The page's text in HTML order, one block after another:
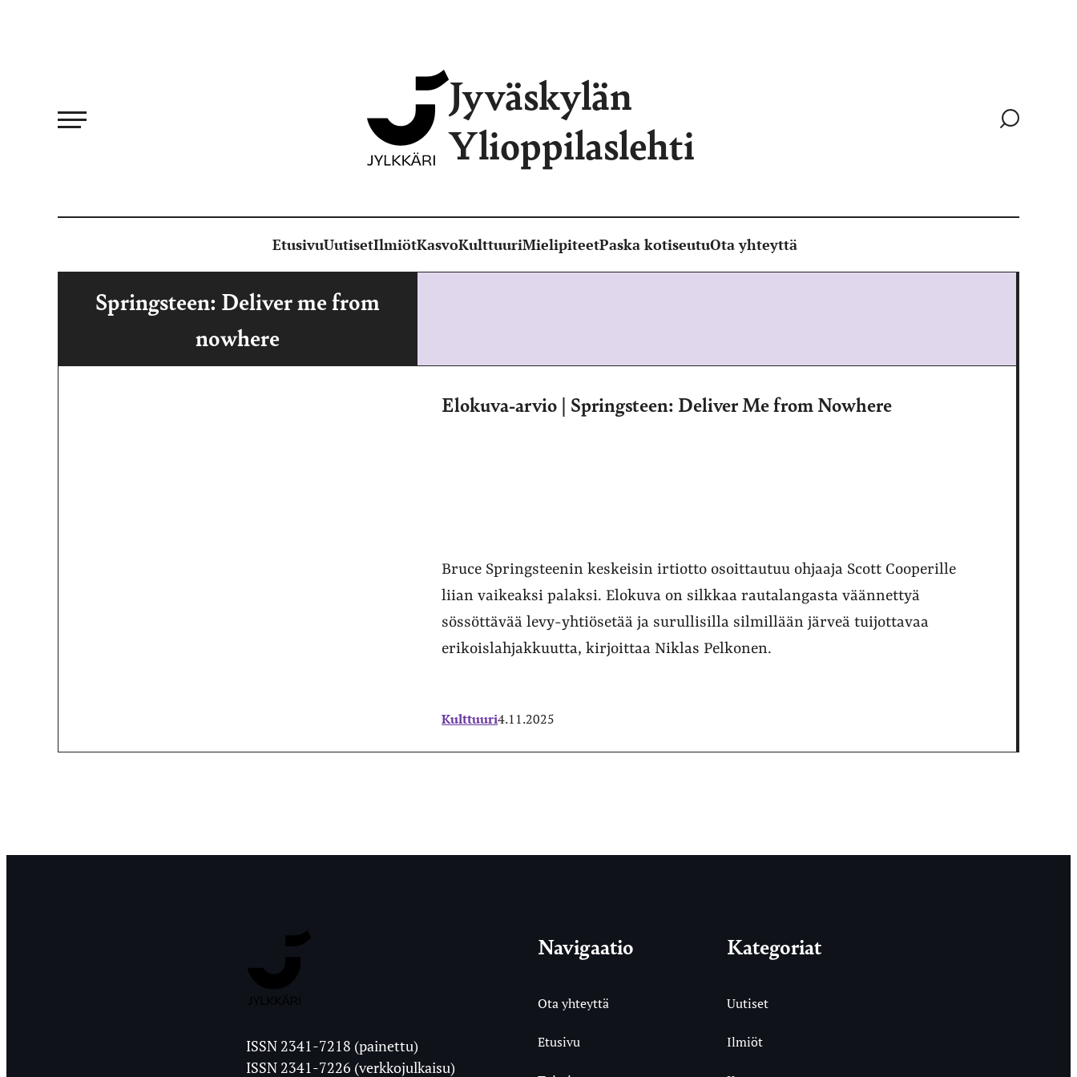
Jyväskylän
Ylioppilaslehti
Siirry
EtusivuUutisetIlmiötKasvoKulttuuriMielipiteetPaska kotiseutuOta yhteyttä
Springsteen: Deliver me from
nowhere
Elokuva-arvio | Springsteen: Deliver Me from Nowhere
Bruce Springsteenin keskeisin irtiotto osoittautuu ohjaaja Scott Cooperille
liian vaikeaksi palaksi. Elokuva on silkkaa rautalangasta väännettyä
sössöttävää levy-yhtiösetää ja surullisilla silmillään järveä tuijottavaa
erikoislahjakkuutta, kirjoittaa Niklas Pelkonen.
Kulttuuri4.11.2025
Ylioppilaslehti
ISSN 2341-7218 (painettu)
ISSN 2341-7226 (verkkojulkaisu)
Navigaatio
Ota yhteyttä
Etusivu
Kategoriat
Uutiset
Ilmiöt